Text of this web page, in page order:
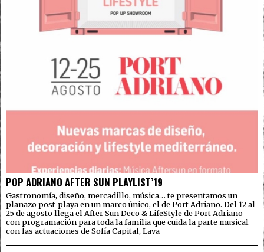
POP ADRIANO AFTER SUN PLAYLIST’19
Gastronomía, diseño, mercadillo, música… te presentamos un
planazo post-playa en un marco único, el de Port Adriano. Del 12 al
25 de agosto llega el After Sun Deco & LifeStyle de Port Adriano
con programación para toda la familia que cuida la parte musical
con las actuaciones de Sofía Capital, Lava